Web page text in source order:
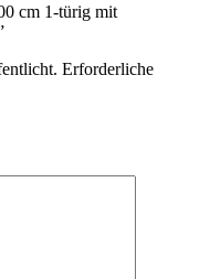
cm 1-türig mit
Erforderliche